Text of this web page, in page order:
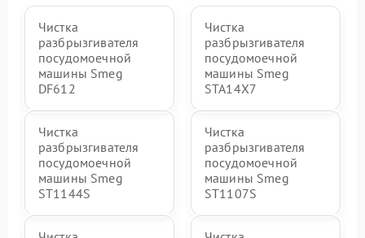
Чистка
разбрызгивателя
посудомоечной
машины Smeg
DF612
Чистка
разбрызгивателя
посудомоечной
машины Smeg
STA14X7
Чистка
разбрызгивателя
посудомоечной
машины Smeg
ST1144S
Чистка
разбрызгивателя
посудомоечной
машины Smeg
ST1107S